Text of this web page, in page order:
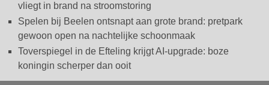
vliegt in brand na stroomstoring
Spelen bij Beelen ontsnapt aan grote brand: pretpark
gewoon open na nachtelijke schoonmaak
Toverspiegel in de Efteling krijgt AI-upgrade: boze
koningin scherper dan ooit